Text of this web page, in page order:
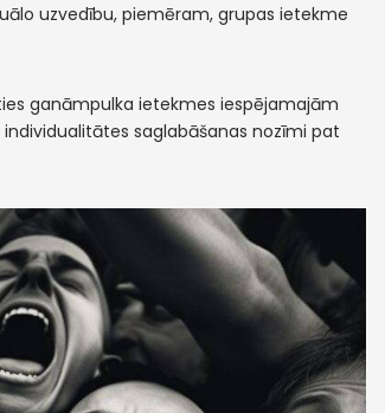
uzvedību, piemēram, grupas ietekme
ganāmpulka ietekmes iespējamajām
saglabāšanas nozīmi pat